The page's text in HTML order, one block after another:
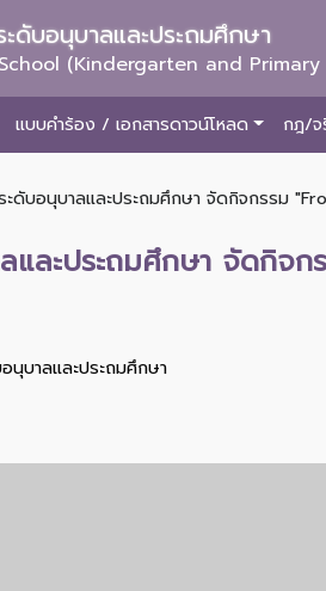
ดับอนุบาลและประถมศึกษา
(Kindergarten and Primary
แบบคำร้อง / เอกสารดาวน์โหลด กฎ/จ
ะดับอนุบาลและประถมศึกษา จัดกิจกรรม
และประถมศึกษา จัดกิจ
นุบาลและประถมศึกษา